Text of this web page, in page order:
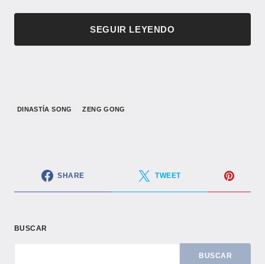
SEGUIR LEYENDO
​DINASTÍA SONG​ ZENG GONG
SHARE TWEET
BUSCAR
BUSCAR